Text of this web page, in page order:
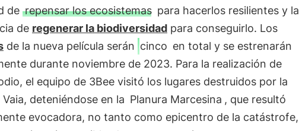
de repensar los ecosistemas para hacerlos resilientes y la
de regenerar la biodiversidadpara conseguirlo. Los
de la nueva película serán cinco en total y se estrenarán
durante noviembre de 2023. Para la realización de
el equipo de 3Bee visitó los lugares destruidos por la
deteniéndose en la Planura Marcesina , que resultó
evocadora, no tanto como epicentro de la catástrofe,